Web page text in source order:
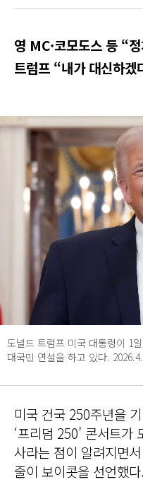
영 MC·코모도스 등 “
트럼프 “내가 대신하
도널드 트럼프 미국 대통령이 1
대국민 연설을 하고 있다.
미국 건국 250주년을
‘프리덤 250’ 콘서트가
사라는 점이 알려지면
줄이 보이콧을 선언했다.